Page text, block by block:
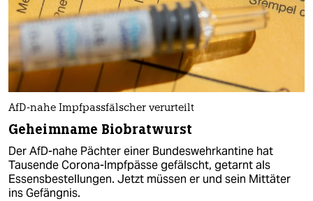
AfD-nahe Impfpassfälscher verurteilt
Geheimname Biobratwurst
Der AfD-nahe Pächter einer Bundeswehrkantine hat
Tausende Corona-Impfpässe gefälscht, getarnt als
Essensbestellungen. Jetzt müssen er und sein Mittäter
ins Gefängnis.